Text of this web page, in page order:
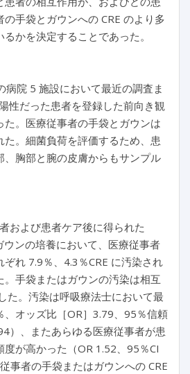
手袋とガウンへの CRE のより多
かを決定することであった。
病院 5 施設において最近の調査ま
性だった患者を登録した前向き観
。医療従事者の手袋とガウンは
た。細菌負荷を評価するため、患
、胸部と腕の皮膚からもサンプル
および患者ケア後に得られた
ンの培養において、医療従事者
れ 7.9％、4.3％CRE に汚染され
手袋またはガウンの汚染は相互
た。汚染は呼吸療法士において最
、オッズ比［OR］3.79、95％信頼
）、またあらゆる医療従事者が患
が高かった（OR 1.52、95％CI
事者の手袋またはガウンへの CRE